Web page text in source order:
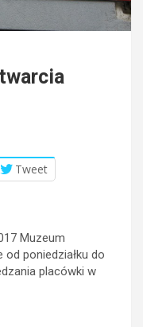
Tweet
Muzeum
od poniedziałku do
placówki w